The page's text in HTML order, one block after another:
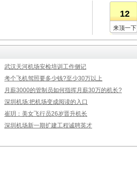
12
来顶一下
武汉天河机场安检培训工作侧记
考个飞机驾照要多少钱?至少30万以上
月薪3000的管制员如何指挥月薪30万的机长?
深圳机场:把机场变成阅读的入口
崔玥：美女飞行员26岁晋升机长
深圳机场新一期扩建工程诚聘英才